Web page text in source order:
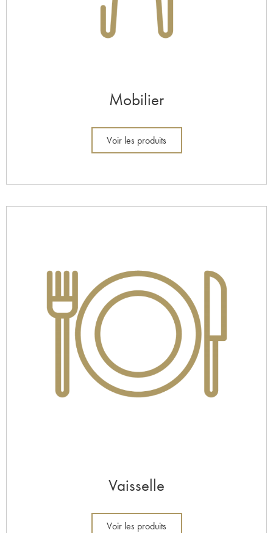
Mobilier
Voir les produits
Vaisselle
Voir les produits